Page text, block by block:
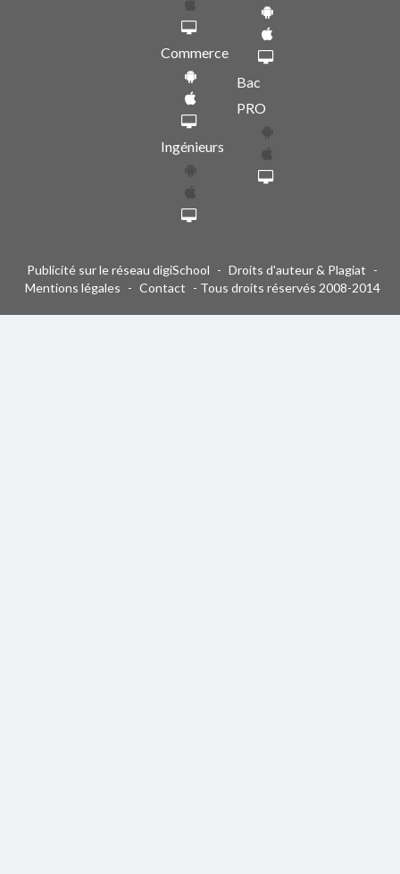
Commerce
Ingénieurs
Bac
PRO
Publicité sur le réseau digiSchool - Droits d'auteur & Plagiat -
Mentions légales - Contact - Tous droits réservés 2008-2014